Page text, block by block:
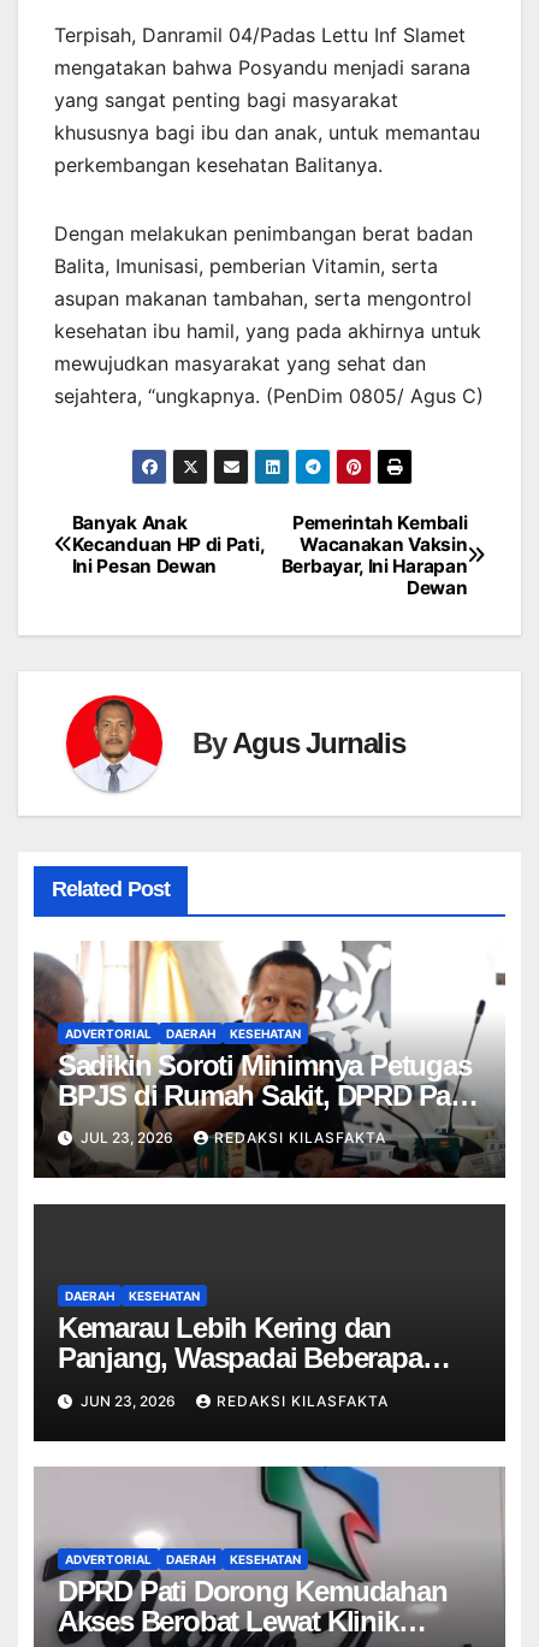
Terpisah, Danramil 04/Padas Lettu Inf Slamet
mengatakan bahwa Posyandu menjadi sarana
yang sangat penting bagi masyarakat
khususnya bagi ibu dan anak, untuk memantau
perkembangan kesehatan Balitanya.
Dengan melakukan penimbangan berat badan
Balita, Imunisasi, pemberian Vitamin, serta
asupan makanan tambahan, serta mengontrol
kesehatan ibu hamil, yang pada akhirnya untuk
mewujudkan masyarakat yang sehat dan
sejahtera, “ungkapnya. (PenDim 0805/ Agus C)
Navigasi
pos
Pemerintah Kembali
Wacanakan Vaksin
Berbayar, Ini Harapan
Dewan
Banyak Anak
Kecanduan HP di Pati,
Ini Pesan Dewan
ByAgus Jurnalis
Related Post
ADVERTORIAL DAERAH KESEHATAN
Sadikin Soroti Minimnya Petugas
BPJS di Rumah Sakit, DPRD Pati
Minta Layanan Informasi
Diperkuat
JUL 23, 2026 REDAKSI KILASFAKTA
DAERAH KESEHATAN
Kemarau Lebih Kering dan
Panjang, Waspadai Beberapa
Penyakit Ini
JUN 23, 2026 REDAKSI KILASFAKTA
ADVERTORIAL DAERAH KESEHATAN
DPRD Pati Dorong Kemudahan
Akses Berobat Lewat Klinik